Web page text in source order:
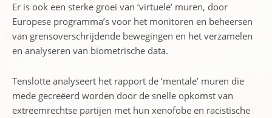
Er is ook een sterke groei van ‘virtuele’ muren, door
Europese programma’s voor het monitoren en beheersen
van grensoverschrijdende bewegingen en het verzamelen
en analyseren van biometrische data.
Tenslotte analyseert het rapport de ‘mentale’ muren die
mede gecreëerd worden door de snelle opkomst van
extreemrechtse partijen met hun xenofobe en racistische